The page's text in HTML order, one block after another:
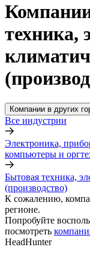
техника,
Компании в других
Все индустрии
Электроника,
компьютеры и
Бытовая техника,
(производство)
К сожалению,
регионе.
Попробуйте
посмотреть
HeadHunter